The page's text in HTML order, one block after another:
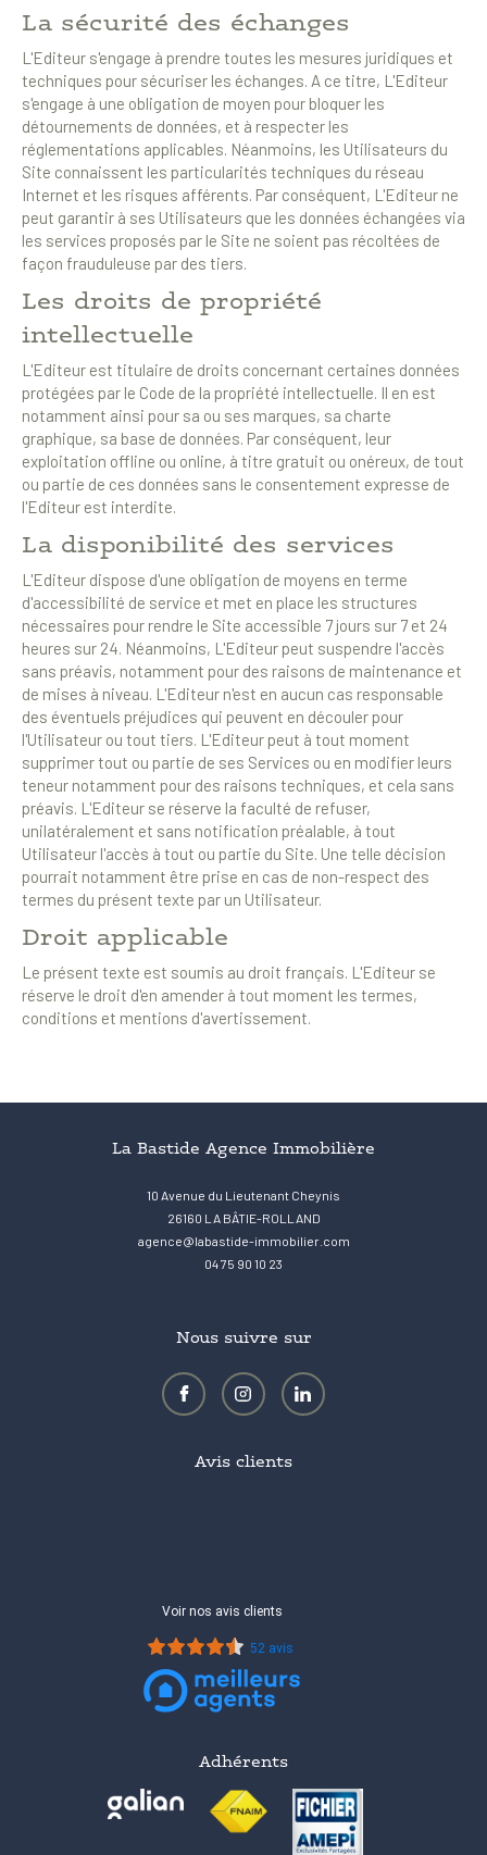
La sécurité des échanges
L'Editeur s'engage à prendre toutes les mesures juridiques et
techniques pour sécuriser les échanges. A ce titre, L'Editeur
s'engage à une obligation de moyen pour bloquer les
détournements de données, et à respecter les
réglementations applicables. Néanmoins, les Utilisateurs du
Site connaissent les particularités techniques du réseau
Internet et les risques afférents. Par conséquent, L'Editeur ne
peut garantir à ses Utilisateurs que les données échangées via
les services proposés par le Site ne soient pas récoltées de
façon frauduleuse par des tiers.
Les droits de propriété
intellectuelle
L'Editeur est titulaire de droits concernant certaines données
protégées par le Code de la propriété intellectuelle. Il en est
notamment ainsi pour sa ou ses marques, sa charte
graphique, sa base de données. Par conséquent, leur
exploitation offline ou online, à titre gratuit ou onéreux, de tout
ou partie de ces données sans le consentement expresse de
l'Editeur est interdite.
La disponibilité des services
L'Editeur dispose d'une obligation de moyens en terme
d'accessibilité de service et met en place les structures
nécessaires pour rendre le Site accessible 7 jours sur 7 et 24
heures sur 24. Néanmoins, L'Editeur peut suspendre l'accès
sans préavis, notamment pour des raisons de maintenance et
de mises à niveau. L'Editeur n'est en aucun cas responsable
des éventuels préjudices qui peuvent en découler pour
l'Utilisateur ou tout tiers. L'Editeur peut à tout moment
supprimer tout ou partie de ses Services ou en modifier leurs
teneur notamment pour des raisons techniques, et cela sans
préavis. L'Editeur se réserve la faculté de refuser,
unilatéralement et sans notification préalable, à tout
Utilisateur l'accès à tout ou partie du Site. Une telle décision
pourrait notamment être prise en cas de non-respect des
termes du présent texte par un Utilisateur.
Droit applicable
Le présent texte est soumis au droit français. L'Editeur se
réserve le droit d'en amender à tout moment les termes,
conditions et mentions d'avertissement.
La Bastide Agence Immobilière
04 75 90 10 23
agence@labastide-immobilier.com
10 Avenue du Lieutenant Cheynis
26160
LA BÂTIE-ROLLAND
Nous suivre sur
Avis clients
Voir nos avis clients
52 avis
Adhérents